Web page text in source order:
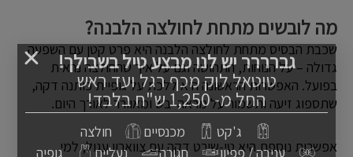
מה לובשים מתחת לחולצה הלבנה?
שכבת הבסיס מתחת לחולצה הלבנה היא פרט קטן עם השפעה
גדולה – על הנוחות, התחושה וגם על איך שהחולצה נראית
בפועל. האפשרות הראשונה היא ללכת על גופיית כותנה דקה,
שתספוג זיעה ותשמור על מראה יבש ומאוורר לאורך היום.
אפשרות נוספת היא טי-שירט דקה עם צווארון עגול, למי
גברררר יש לנו מבצע טיל בשבילך!
טוטאל לוק מכף רגל ועד ראש
החל מ- 1,250 ש"ח בלבד!
ג'קט מכנסיים
חולצה
עניבה / פפיון
חגורה נעליים גופיה